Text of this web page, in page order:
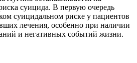
суицида. В первую очередь
суицидальном риске у пациентов
лечения, особенно при наличии
и негативных событий жизни.